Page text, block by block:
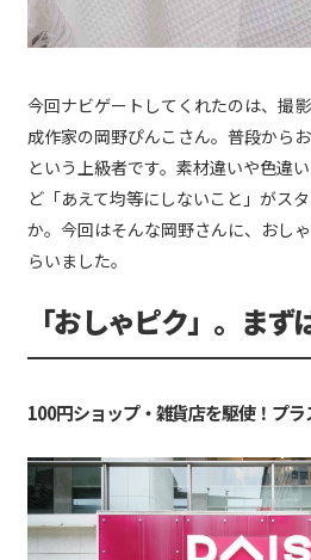
今回ナビゲートしてくれたのは、撮
成作家の岡野ぴんこさん。普段から
という上級者です。素材違いや色違
ど「あえて均等にしないこと」がス
か。今回はそんな岡野さんに、おし
らいました。
「おしゃピク」。まず
100円ショップ・雑貨店を駆使！プ